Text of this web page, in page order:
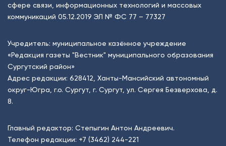
сфере связи, информационных технологий и массовых
коммуникаций 05.12.2019 ЭЛ № ФС 77 – 77327
Учредитель: муниципальное казённое учреждение
«Редакция газеты "Вестник" муниципального образования
Сургутский район»
Адрес редакции: 628412, Ханты-Мансийский автономный
округ-Югра, г.о. Сургут, г. Сургут, ул. Сергея Безверхова, д.
8.
Главный редактор: Степыгин Антон Андреевич.
Телефон редакции: +7 (3462) 244-221